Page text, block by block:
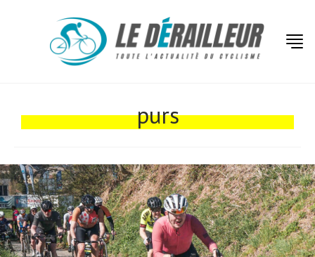
purs
Tests de produits
Tendances
Tous nos articles
À propos